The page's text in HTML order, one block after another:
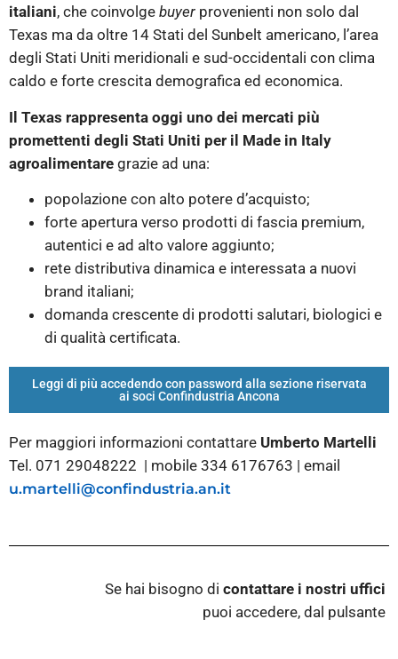
italiani, che coinvolge buyer provenienti non solo dal
Texas ma da oltre 14 Stati del Sunbelt americano, l’area
degli Stati Uniti meridionali e sud-occidentali con clima
caldo e forte crescita demografica ed economica.
Il Texas rappresenta oggi uno dei mercati più
promettenti degli Stati Uniti per il Made in Italy
agroalimentare grazie ad una:
popolazione con alto potere d’acquisto;
forte apertura verso prodotti di fascia premium,
autentici e ad alto valore aggiunto;
rete distributiva dinamica e interessata a nuovi
brand italiani;
domanda crescente di prodotti salutari, biologici e
di qualità certificata.
Leggi di più accedendo con password alla sezione riservata
ai soci Confindustria Ancona
Per maggiori informazioni contattare Umberto Martelli
Tel. 071 29048222 | mobile 334 6176763 | email
u.martelli@confindustria.an.it
Se hai bisogno di contattare i nostri uffici
puoi accedere, dal pulsante